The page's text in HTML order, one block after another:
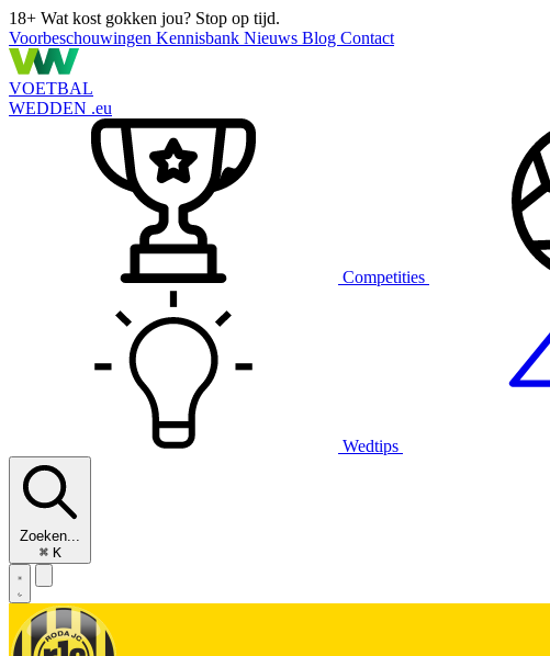
18+ Wat kost gokken jou? Stop op tijd.
Voorbeschouwingen Kennisbank Nieuws Blog Contact
VOETBAL
WEDDEN .eu
Competities
Wedtips
Zoeken...
⌘ K